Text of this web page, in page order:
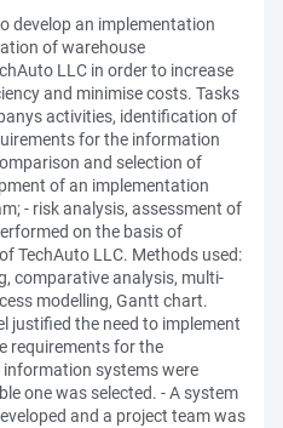
develop an implementation
of warehouse
LLC in order to increase
and minimise costs. Tasks
activities, identification of
for the information
and selection of
of an implementation
- risk analysis, assessment of
on the basis of
TechAuto LLC. Methods used:
comparative analysis, multi-
modelling, Gantt chart.
justified the need to implement
requirements for the
systems were
one was selected. - A system
and a project team was